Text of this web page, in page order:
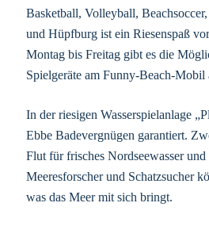
Basketball, Volleyball,
und Hüpfburg ist ein Riesenspaß
Montag bis Freitag gibt es die
Spielgeräte am Funny-Beach-Mobil
In der riesigen Wasserspielanlage
Ebbe Badevergnügen garantiert.
Flut für frisches Nordseewasser
Meeresforscher und Schatzsucher
was das Meer mit sich bringt.